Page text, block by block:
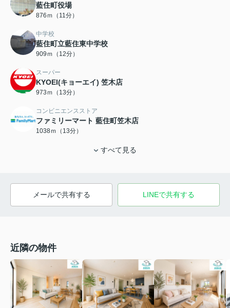
藍住町役場
876ｍ（11分）
中学校
藍住町立藍住東中学校
909ｍ（12分）
スーパー
KYOEI(キョーエイ) 笠木店
973ｍ（13分）
コンビニエンスストア
ファミリーマート 藍住町笠木店
1038ｍ（13分）
すべて見る
メールで共有する LINEで共有する
近隣の物件